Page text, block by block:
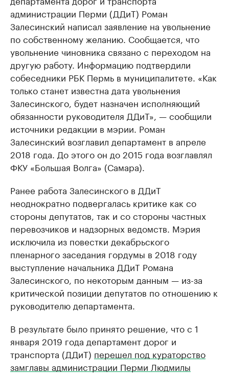
администрации Перми (ДДиТ) Роман
Залесинский написал заявление на увольнение
по собственному желанию. Сообщается, что
увольнение чиновника связано с переходом на
другую работу. Информацию подтвердили
собеседники РБК Пермь в муниципалитете. «Как
только станет известна дата увольнения
Залесинского, будет назначен исполняющий
обязанности руководителя ДДиТ», — сообщили
источники редакции в мэрии. Роман
Залесинский возглавил департамент в апреле
2018 года. До этого он до 2015 года возглавлял
ФКУ «Большая Волга» (Самара).
Ранее работа Залесинского в ДДиТ
неоднократно подвергалась критике как со
стороны депутатов, так и со стороны частных
перевозчиков и надзорных ведомств. Мэрия
исключила из повестки декабрьского
пленарного заседания гордумы в 2018 году
выступление начальника ДДиТ Романа
Залесинского, по некоторым данным — из-за
критической позиции депутатов по отношению к
руководителю департамента.
В результате было принято решение, что с ​1
января 2019 года департамент дорог и
транспорта (ДДиТ) перешел под кураторство
замглавы администрации Перми Людмилы